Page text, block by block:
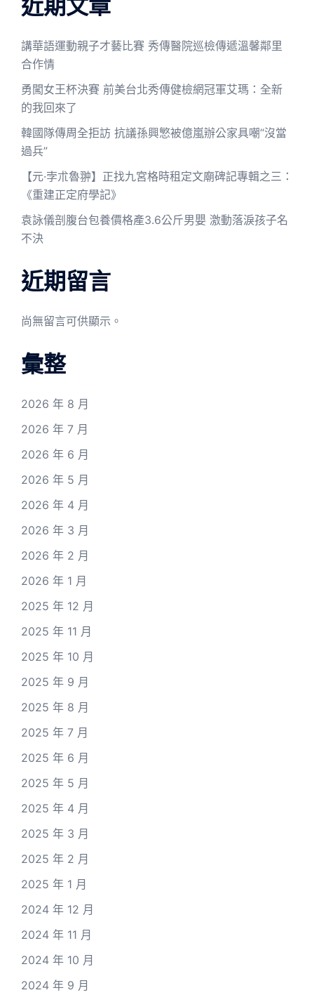
近期文章
講華語運動親子才藝比賽 秀傳醫院巡檢傳遞溫馨鄰里
合作情
勇闖女王杯決賽 前美台北秀傳健檢網冠軍艾瑪：全新
的我回來了
韓國隊傳周全拒訪 抗議孫興慜被億嵐辦公家具嘲“沒當
過兵”
【元·孛朮魯翀】正找九宮格時租定文廟碑記專輯之三：
《重建正定府學記》
袁詠儀剖腹台包養價格產3.6公斤男嬰 激動落淚孩子名
不決
近期留言
尚無留言可供顯示。
彙整
2026 年 8 月
2026 年 7 月
2026 年 6 月
2026 年 5 月
2026 年 4 月
2026 年 3 月
2026 年 2 月
2026 年 1 月
2025 年 12 月
2025 年 11 月
2025 年 10 月
2025 年 9 月
2025 年 8 月
2025 年 7 月
2025 年 6 月
2025 年 5 月
2025 年 4 月
2025 年 3 月
2025 年 2 月
2025 年 1 月
2024 年 12 月
2024 年 11 月
2024 年 10 月
2024 年 9 月